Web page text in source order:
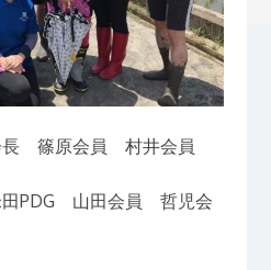
長 篠原会員 村井会員
PDG 山田会員 哲児会